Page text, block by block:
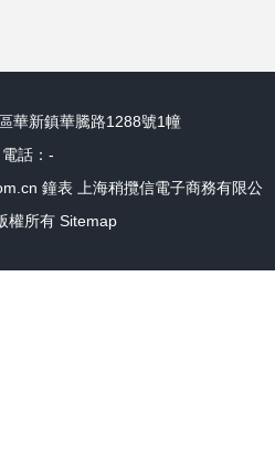
華新鎮華騰路1288號1幢
電話：-
鐘表
上海稍攬信電子商務有限公
權所有 Sitemap